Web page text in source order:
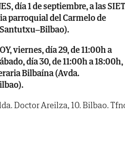
día 1 de septiembre, a las
parroquial del Carmelo de
viernes, día 29, de 11:00h a
día 30, de 11:00h a 18:00h,
Bilbaína (Avda.
Doctor Areilza, 10. Bilbao.